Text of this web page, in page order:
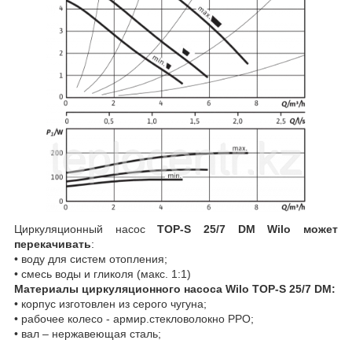
Циркуляционный насосTOP-S 25/7 DM Wilo может
перекачивать:
• воду для систем отопления;
• смесь воды и гликоля (макс. 1:1)
Материалы циркуляционного насоса Wilo TOP-S 25/7 DM:
• корпус изготовлен из серого чугуна;
• рабочее колесо - армир.стекловолокно РРО;
• вал – нержавеющая сталь;